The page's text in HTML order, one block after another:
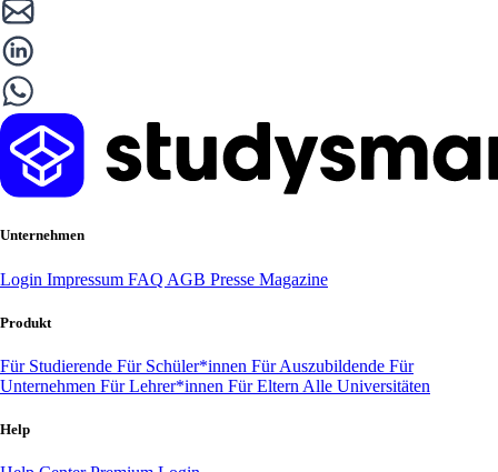
Unternehmen
Login Impressum FAQ AGB Presse Magazine
Produkt
Für Studierende Für Schüler*innen Für Auszubildende Für
Unternehmen Für Lehrer*innen Für Eltern Alle Universitäten
Help